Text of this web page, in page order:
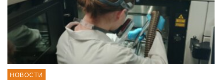
НОВОСТИ